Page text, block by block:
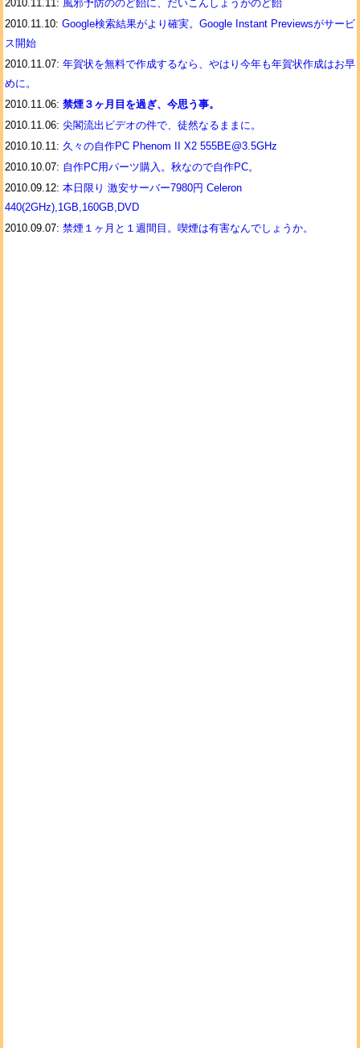
2010.11.11: 風邪予防ののど飴に、だいこんしょうがのど飴
2010.11.10: Google検索結果がより確実。Google Instant Previewsがサービ
ス開始
2010.11.07: 年賀状を無料で作成するなら、やはり今年も年賀状作成はお早
めに。
2010.11.06: 禁煙３ヶ月目を過ぎ、今思う事。
2010.11.06: 尖閣流出ビデオの件で、徒然なるままに。
2010.10.11: 久々の自作PC Phenom II X2 555BE@3.5GHz
2010.10.07: 自作PC用パーツ購入。秋なので自作PC。
2010.09.12: 本日限り 激安サーバー7980円 Celeron
440(2GHz),1GB,160GB,DVD
2010.09.07: 禁煙１ヶ月と１週間目。喫煙は有害なんでしょうか。